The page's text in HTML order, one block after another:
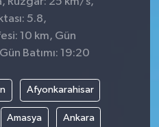
5.8,
10 km, Gün
Batımı: 19:20
Afyonkarahisar
Amasya Ankara